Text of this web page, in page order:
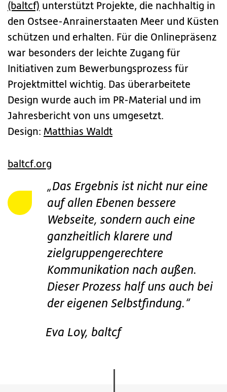
(baltcf) unterstützt Projekte, die nachhaltig in
den Ostsee-Anrainerstaaten Meer und Küsten
schützen und erhalten. Für die Onlinepräsenz
war besonders der leichte Zugang für
Initiativen zum Bewerbungsprozess für
Projektmittel wichtig. Das überarbeitete
Design wurde auch im PR-Material und im
Jahresbericht von uns umgesetzt.
Design: Matthias Waldt
baltcf.org
„Das Ergebnis ist nicht nur eine
auf allen Ebenen bessere
Webseite, sondern auch eine
ganzheitlich klarere und
zielgruppengerechtere
Kommunikation nach außen.
Dieser Prozess half uns auch bei
der eigenen Selbstfindung.“
Eva Loy, baltcf